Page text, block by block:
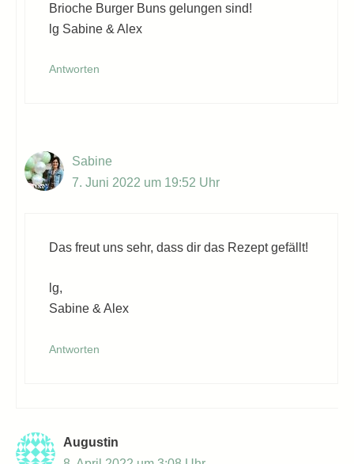
Brioche Burger Buns gelungen sind!
lg Sabine & Alex
Antworten
Sabine
7. Juni 2022 um 19:52 Uhr
Das freut uns sehr, dass dir das Rezept gefällt!
lg,
Sabine & Alex
Antworten
Augustin